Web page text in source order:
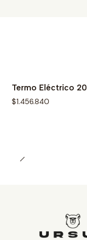
Termo Eléctrico
$1.456.840